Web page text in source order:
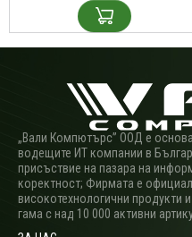
„Вали Компютърс” ООД е
водещите ИТ компании в
присъствие на пазара на
коректност; Фирмата е
високотехнологични продукти
гама с над 10 000 активни